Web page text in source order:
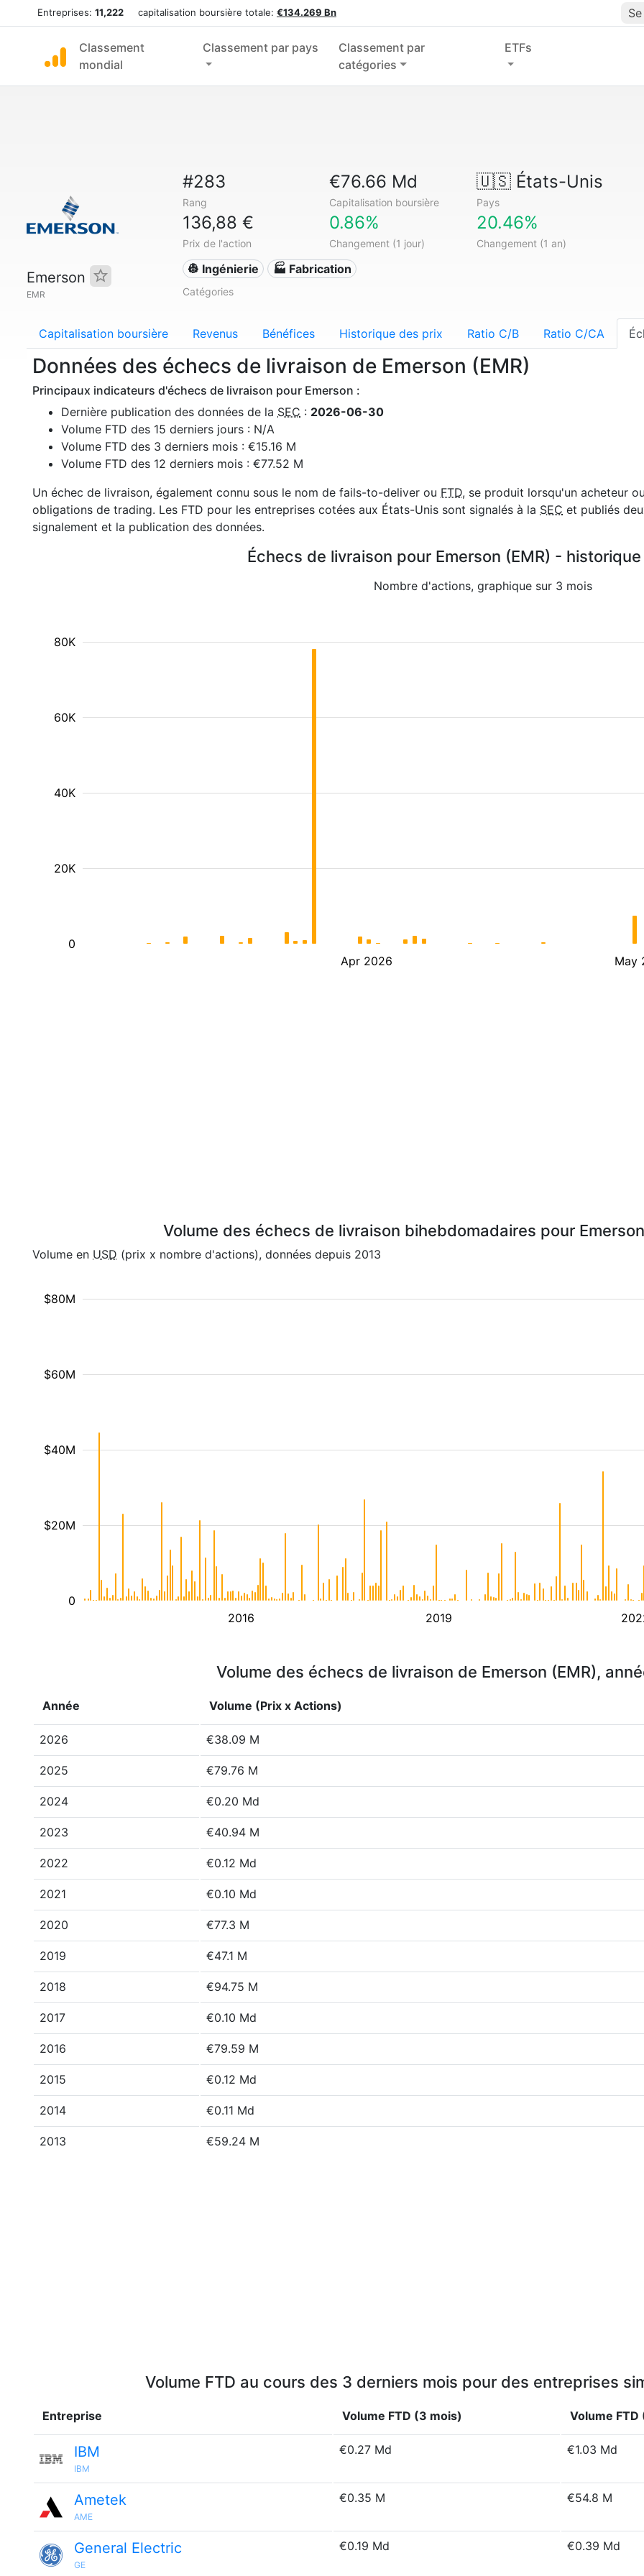
Entreprises: 11,222 capitalisation boursière totale: €134.269 Bn
Classement
mondial
Classement par pays
Classement par
catégories
ETFs
Emerson
EMR
#283
Rang
€76.66 Md
Capitalisation boursière
🇺🇸États-Unis
Pays
136,88 €
Prix de l'action
0.86%
Changement (1 jour)
20.46%
Changement (1 an)
👷 Ingénierie 🏭 Fabrication
Catégories
Capitalisation boursière Revenus Bénéfices Historique des prix Ratio C/B Ratio C/CA
Données des échecs de livraison de Emerson (EMR)
Principaux indicateurs d'échecs de livraison pour Emerson :
Dernière publication des données de la SEC : 2026-06-30
Volume FTD des 15 derniers jours : N/A
Volume FTD des 3 derniers mois : €15.16 M
Volume FTD des 12 derniers mois : €77.52 M
Un échec de livraison, également connu sous le nom de fails-to-deliver ou FTD, se produit lorsqu'un acheteur
obligations de trading. Les FTD pour les entreprises cotées aux États-Unis sont signalés à la SEC et publiés
signalement et la publication des données.
Échecs de livraison pour Emerson (EMR) -
Nombre d'actions, graphique sur 3 mois
Apr 2026 May
20K
40K
60K
80K
0
Volume des échecs de livraison bihebdomadaires pour
Volume en USD (prix x nombre d'actions), données depuis 2013
2016 2019
$20M
$40M
$60M
$80M
0
Volume des échecs de livraison de Emerson (EMR),
Année Volume (Prix x Actions)
2026 €38.09 M
2025 €79.76 M
2024 €0.20 Md
2023 €40.94 M
2022 €0.12 Md
2021 €0.10 Md
2020 €77.3 M
2019 €47.1 M
2018 €94.75 M
2017 €0.10 Md
2016 €79.59 M
2015 €0.12 Md
2014 €0.11 Md
2013 €59.24 M
Volume FTD au cours des 3 derniers mois pour des entreprises
Entreprise Volume FTD (3 mois) Volume FTD
IBM
IBM
€0.27 Md €1.03 Md
Ametek
AME
€0.35 M €54.8 M
General Electric
GE
€0.19 Md €0.39 Md